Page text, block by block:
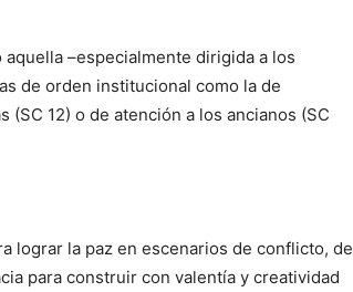
–especialmente dirigida a los
de orden institucional como la de
12) o de atención a los ancianos (SC
lograr la paz en escenarios de conflicto, de
para construir con valentía y creatividad